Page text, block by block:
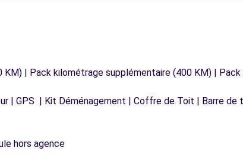
| Pack kilométrage supplémentaire (400 KM) |
| GPS | Kit Déménagement | Coffre de Toit | Barre
hors agence